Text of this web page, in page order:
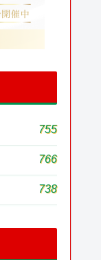
755
766
738